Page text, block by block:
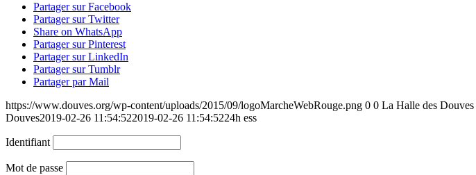
Partager sur Facebook
Partager sur Twitter
Share on WhatsApp
Partager sur Pinterest
Partager sur LinkedIn
Partager sur Tumblr
Partager par Mail
https://www.douves.org/wp-content/uploads/2015/09/logoMarcheWebRouge.png 0 0 La Halle des Douves
Douves2019-02-26 11:54:522019-02-26 11:54:5224h ess
Identifiant
Mot de passe